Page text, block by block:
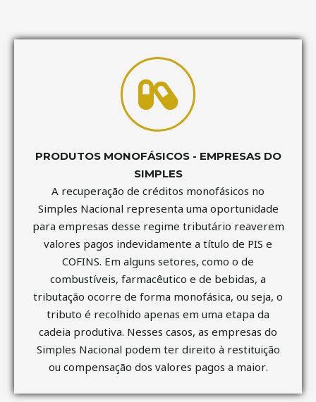
PRODUTOS MONOFÁSICOS - EMPRESAS DO
SIMPLES
A recuperação de créditos monofásicos no
Simples Nacional representa uma oportunidade
para empresas desse regime tributário reaverem
valores pagos indevidamente a título de PIS e
COFINS. Em alguns setores, como o de
combustíveis, farmacêutico e de bebidas, a
tributação ocorre de forma monofásica, ou seja, o
tributo é recolhido apenas em uma etapa da
cadeia produtiva. Nesses casos, as empresas do
Simples Nacional podem ter direito à restituição
ou compensação dos valores pagos a maior.